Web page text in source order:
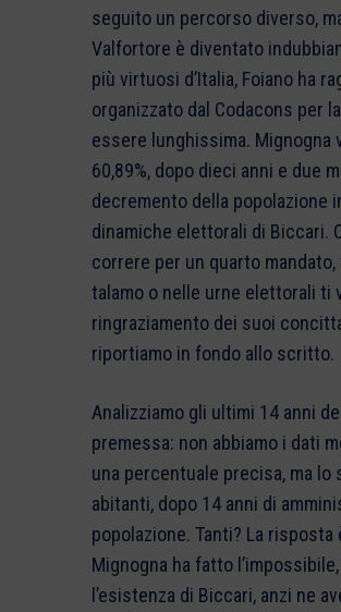
seguito un percorso diverso,
Valfortore è diventato
più virtuosi d’Italia, Foiano ha
organizzato dal Codacons per
essere lunghissima.
60,89%, dopo dieci anni e due
decremento della popolazione
dinamiche elettorali di Biccari.
correre per un quarto
talamo o nelle urne elettorali ti
ringraziamento dei suoi
riportiamo in fondo allo scritto.
Analizziamo gli ultimi 14 anni
premessa: non abbiamo i dati
una percentuale precisa, ma
abitanti, dopo 14 anni di
popolazione. Tanti? La
Mignogna ha fatto
l’esistenza di Biccari, anzi ne